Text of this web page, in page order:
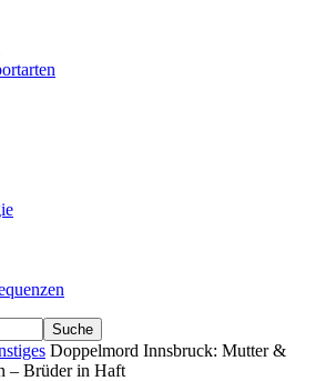
Doppelmord Innsbruck: Mutter &
– Brüder in Haft